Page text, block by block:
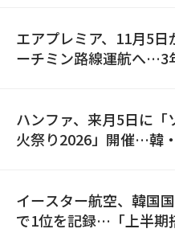
エアプレミア、11月5日
ーチミン路線運航へ…3
ハンファ、来月5日に「
火祭り2026」開催…韓
イースター航空、韓国
で1位を記録…「上半期